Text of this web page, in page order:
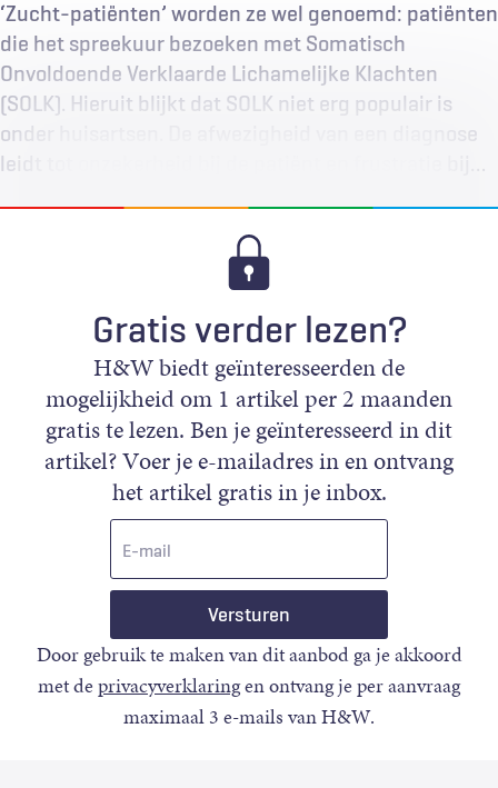
‘Zucht-patiënten’ worden ze wel genoemd: patiënten
die het spreekuur bezoeken met Somatisch
Onvoldoende Verklaarde Lichamelijke Klachten
(SOLK). Hieruit blijkt dat SOLK niet erg populair is
onder huisartsen. De afwezigheid van een diagnose
leidt tot onzekerheid bij de patiënt en frustratie bij…
Gratis verder lezen?
H&W biedt geïnteresseerden de
mogelijkheid om 1 artikel per 2 maanden
gratis te lezen. Ben je geïnteresseerd in dit
artikel? Voer je e-mailadres in en ontvang
het artikel gratis in je inbox.
Door gebruik te maken van dit aanbod ga je akkoord
met deprivacyverklaringen ontvang je per aanvraag
maximaal 3 e-mails van H&W.